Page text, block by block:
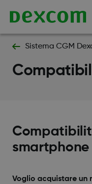
Sistema CGM
smartphone
Voglio acquistare un